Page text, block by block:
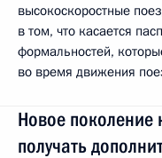
высокоскоростные
в том, что касается
формальностей,
во время движения
Новое
получать